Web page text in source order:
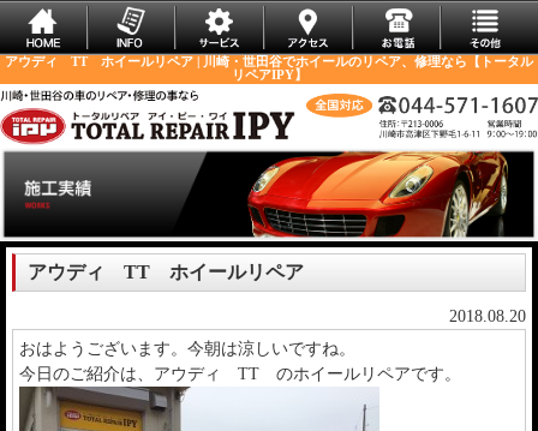
アウディ TT ホイールリペア | 川崎・世田谷でホイールのリペア、修理なら【トータル
リペアIPY】
アウディ TT ホイールリペア
2018.08.20
おはようございます。今朝は涼しいですね。
今日のご紹介は、アウディ TT のホイールリペアです。